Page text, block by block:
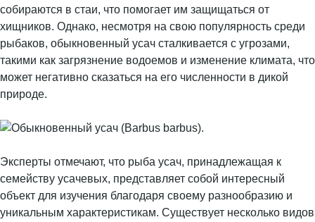
собираются в стаи, что помогает им защищаться от
хищников. Однако, несмотря на свою популярность среди
рыбаков, обыкновенный усач сталкивается с угрозами,
такими как загрязнение водоемов и изменение климата, что
может негативно сказаться на его численности в дикой
природе.
Эксперты отмечают, что рыба усач, принадлежащая к
семейству усачевых, представляет собой интересный
объект для изучения благодаря своему разнообразию и
уникальным характеристикам. Существует несколько видов